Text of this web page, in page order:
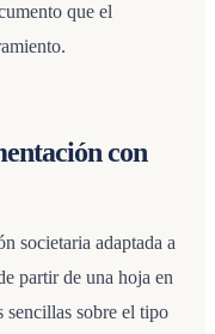
que el
con
societaria adaptada a
partir de una hoja en
sencillas sobre el tipo